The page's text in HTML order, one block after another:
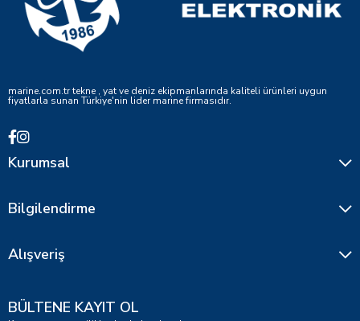
marine.com.tr tekne , yat ve deniz ekipmanlarında kaliteli ürünleri uygun
fiyatlarla sunan Türkiye'nin lider marine firmasıdır.
Kurumsal
Bilgilendirme
Alışveriş
BÜLTENE KAYIT OL